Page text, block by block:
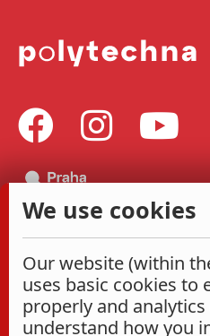
We use cookies
Our website (within
uses basic cookies to
properly and
understand how you